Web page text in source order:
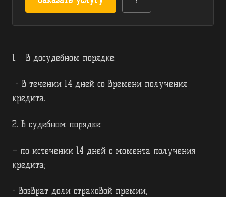
1. В досудебном порядке:
- в течении 14 дней со времени получения
кредита.
2. В судебном порядке:
– по истечении 14 дней с момента получения
кредита;
- возврат доли страховой премии,